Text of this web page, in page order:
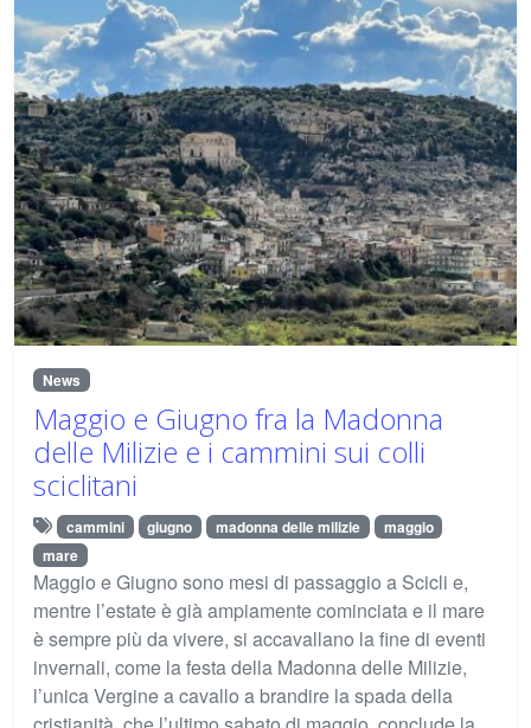
News
Maggio e Giugno fra la Madonna
delle Milizie e i cammini sui colli
sciclitani
cammini giugno madonna delle milizie
maggio
mare
Maggio e Giugno sono mesi di passaggio a Scicli e,
mentre l’estate è già ampiamente cominciata e il mare
è sempre più da vivere, si accavallano la fine di eventi
invernali, come la festa della Madonna delle Milizie,
l’unica Vergine a cavallo a brandire la spada della